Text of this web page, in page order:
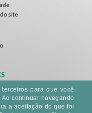
site
para que você
continuar navegando
a aceitação do que foi